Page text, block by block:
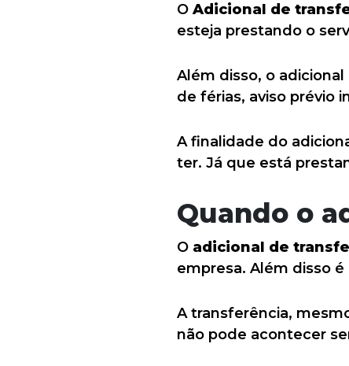
O Adicional de
esteja prestando o
Além disso, o
de férias, aviso prévio
A finalidade do
ter. Já que está
Quando o
O adicional de
empresa. Além disso
A transferência,
não pode acontecer